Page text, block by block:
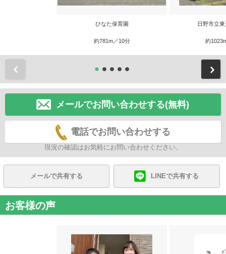
ひなた保育園
約781m／10分
日野市立
約
メールでお問い合わせする(無料)
電話でお問い合わせする
現況の確認はお気軽にお問い合わせください。
メールで共有する LINEで共有する
お客様の声